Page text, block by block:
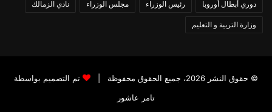
دوري أبطال أوروبا رئيس الوزراء مجلس الوزراء نادي الزمالك
وزارة التربية و التعليم
© حقوق النشر 2026، جميع الحقوق محفوظة |
تم التصميم بواسطة
تامر عاشور